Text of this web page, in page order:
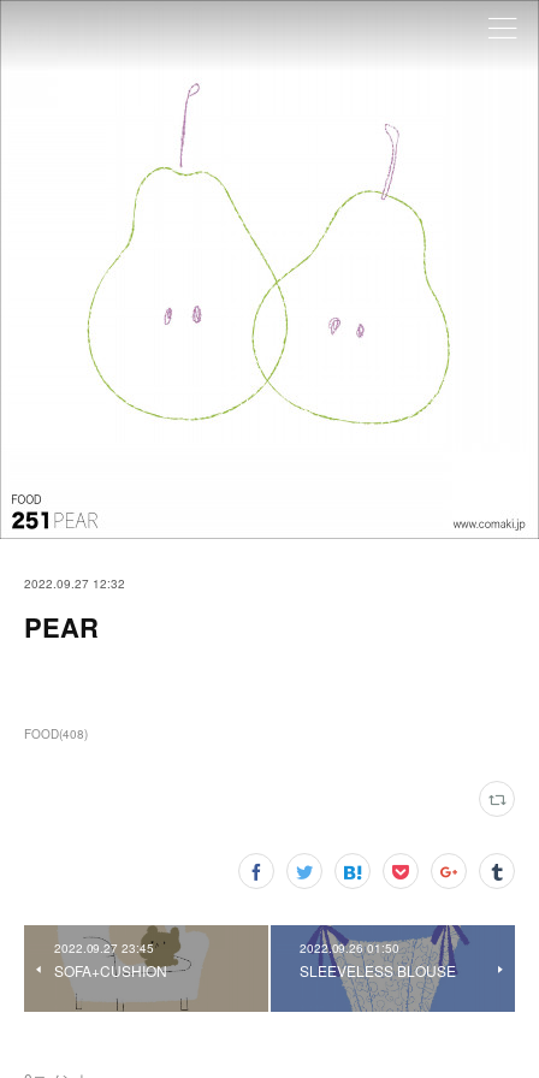
2022.09.27 12:32
PEAR
FOOD(408)
2022.09.27 23:45
SOFA+CUSHION
2022.09.26 01:50
SLEEVELESS BLOUSE